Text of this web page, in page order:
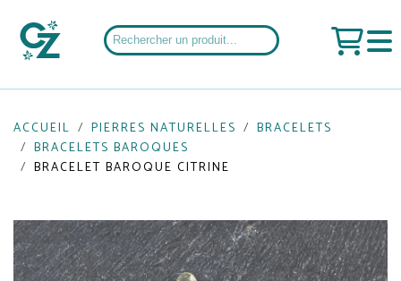
ACCUEIL PIERRES NATURELLES
BRACELETS
BRACELETS BAROQUES
BRACELET BAROQUE CITRINE